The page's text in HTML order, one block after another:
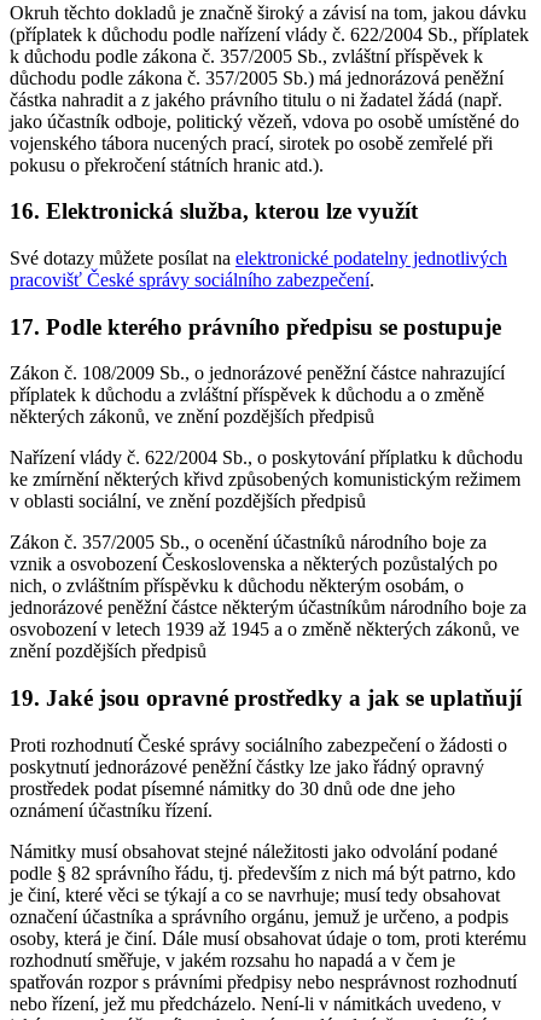
Okruh těchto dokladů je značně široký a závisí na tom, jakou dávku
(příplatek k důchodu podle nařízení vlády č. 622/2004 Sb., příplatek
k důchodu podle zákona č. 357/2005 Sb., zvláštní příspěvek k
důchodu podle zákona č. 357/2005 Sb.) má jednorázová peněžní
částka nahradit a z jakého právního titulu o ni žadatel žádá (např.
jako účastník odboje, politický vězeň, vdova po osobě umístěné do
vojenského tábora nucených prací, sirotek po osobě zemřelé při
pokusu o překročení státních hranic atd.).
16. Elektronická služba, kterou lze využít
Své dotazy můžete posílat na elektronické podatelny jednotlivých
pracovišť České správy sociálního zabezpečení.
17. Podle kterého právního předpisu se postupuje
Zákon č. 108/2009 Sb., o jednorázové peněžní částce nahrazující
příplatek k důchodu a zvláštní příspěvek k důchodu a o změně
některých zákonů, ve znění pozdějších předpisů
Nařízení vlády č. 622/2004 Sb., o poskytování příplatku k důchodu
ke zmírnění některých křivd způsobených komunistickým režimem
v oblasti sociální, ve znění pozdějších předpisů
Zákon č. 357/2005 Sb., o ocenění účastníků národního boje za
vznik a osvobození Československa a některých pozůstalých po
nich, o zvláštním příspěvku k důchodu některým osobám, o
jednorázové peněžní částce některým účastníkům národního boje za
osvobození v letech 1939 až 1945 a o změně některých zákonů, ve
znění pozdějších předpisů
19. Jaké jsou opravné prostředky a jak se uplatňují
Proti rozhodnutí České správy sociálního zabezpečení o žádosti o
poskytnutí jednorázové peněžní částky lze jako řádný opravný
prostředek podat písemné námitky do 30 dnů ode dne jeho
oznámení účastníku řízení.
Námitky musí obsahovat stejné náležitosti jako odvolání podané
podle § 82 správního řádu, tj. především z nich má být patrno, kdo
je činí, které věci se týkají a co se navrhuje; musí tedy obsahovat
označení účastníka a správního orgánu, jemuž je určeno, a podpis
osoby, která je činí. Dále musí obsahovat údaje o tom, proti kterému
rozhodnutí směřuje, v jakém rozsahu ho napadá a v čem je
spatřován rozpor s právními předpisy nebo nesprávnost rozhodnutí
nebo řízení, jež mu předcházelo. Není-li v námitkách uvedeno, v